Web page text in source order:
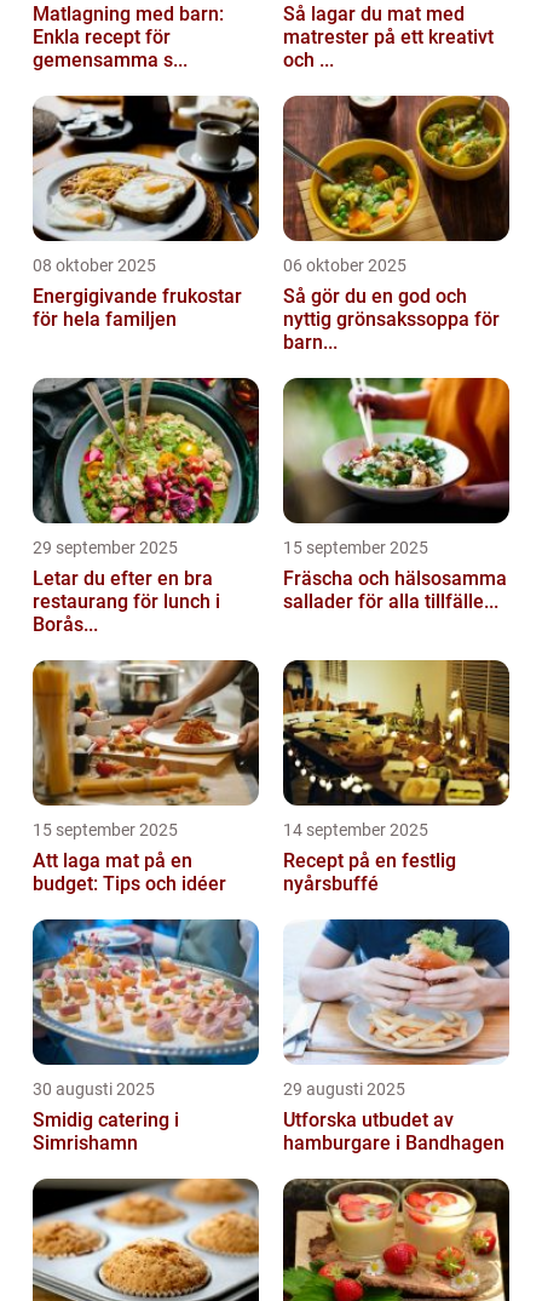
Matlagning med barn:
Enkla recept för
gemensamma s...
Så lagar du mat med
matrester på ett kreativt
och ...
08 oktober 2025
Energigivande frukostar
för hela familjen
06 oktober 2025
Så gör du en god och
nyttig grönsakssoppa för
barn...
29 september 2025
Letar du efter en bra
restaurang för lunch i
Borås...
15 september 2025
Fräscha och hälsosamma
sallader för alla tillfälle...
15 september 2025
Att laga mat på en
budget: Tips och idéer
14 september 2025
Recept på en festlig
nyårsbuffé
30 augusti 2025
Smidig catering i
Simrishamn
29 augusti 2025
Utforska utbudet av
hamburgare i Bandhagen